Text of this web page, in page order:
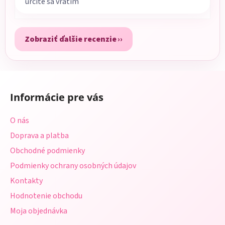
Zobraziť ďalšie recenzie
Informácie pre vás
O nás
Doprava a platba
Obchodné podmienky
Podmienky ochrany osobných údajov
Kontakty
Hodnotenie obchodu
Moja objednávka